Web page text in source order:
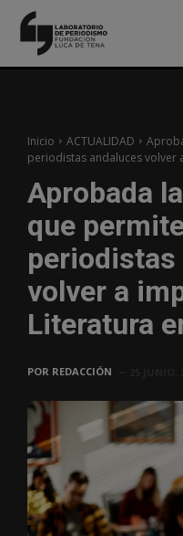
Inicio ACTUALIDAD
periodistas andaluces volver
Aprobada
que
periodistas
volver a
Literatura
POR REDACCIÓN